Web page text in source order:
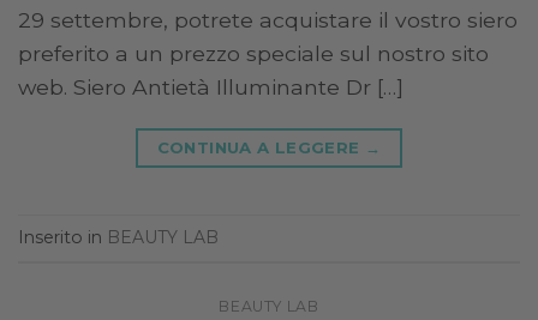
29 settembre, potrete acquistare il vostro siero
preferito a un prezzo speciale sul nostro sito
web. Siero Antietà Illuminante Dr […]
CONTINUA A LEGGERE →
Inserito in BEAUTY LAB
BEAUTY LAB